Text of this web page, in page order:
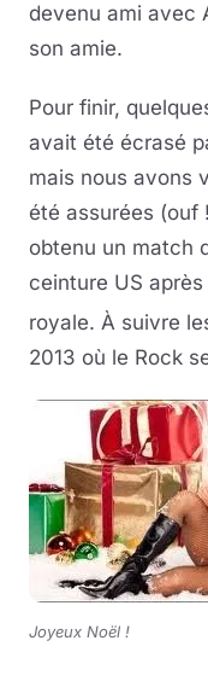
devenu ami avec
son amie.
Pour finir,
avait été écrasé
mais nous avons
été assurées (ouf
obtenu un match
ceinture US
royale. À suivre
2013 où le Rock
Joyeux Noël !